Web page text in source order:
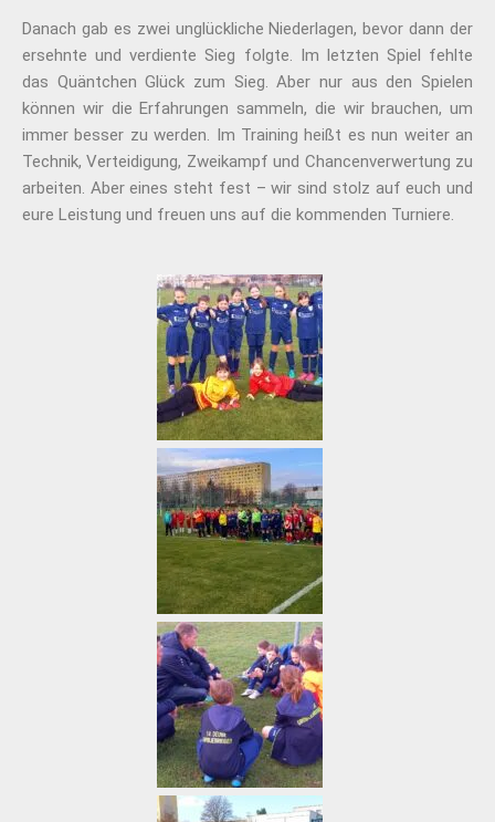
Danach gab es zwei unglückliche Niederlagen, bevor dann der
ersehnte und verdiente Sieg folgte. Im letzten Spiel fehlte
das Quäntchen Glück zum Sieg. Aber nur aus den Spielen
können wir die Erfahrungen sammeln, die wir brauchen, um
immer besser zu werden. Im Training heißt es nun weiter an
Technik, Verteidigung, Zweikampf und Chancenverwertung zu
arbeiten. Aber eines steht fest – wir sind stolz auf euch und
eure Leistung und freuen uns auf die kommenden Turniere.